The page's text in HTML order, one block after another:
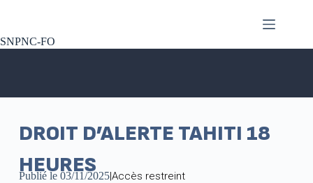
SNPNC-FO
DROIT D’ALERTE TAHITI 18
HEURES
Publié le 03/11/2025|Accès restreint